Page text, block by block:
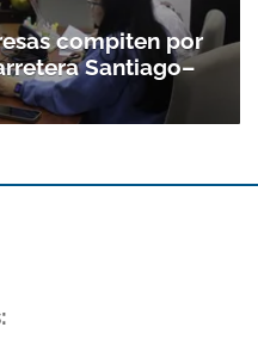
compiten por
Santiago–